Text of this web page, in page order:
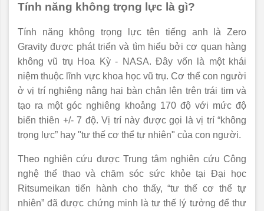
Tính năng không trọng lực là gì?
Tính năng không trọng lực tên tiếng anh là Zero
Gravity được phát triển và tìm hiểu bởi cơ quan hàng
không vũ trụ Hoa Kỳ - NASA. Đây vốn là một khái
niệm thuộc lĩnh vực khoa học vũ trụ. Cơ thể con người
ở vị trí nghiêng nâng hai bàn chân lên trên trái tim và
tạo ra một góc nghiêng khoảng 170 độ với mức độ
biến thiên +/- 7 độ. Vị trí này được gọi là vị trí “không
trọng lực” hay "tư thế cơ thể tự nhiên" của con người.
Theo nghiên cứu được Trung tâm nghiên cứu Công
nghệ thể thao và chăm sóc sức khỏe tại Đại học
Ritsumeikan tiến hành cho thấy, “tư thế cơ thể tự
nhiên” đã được chứng minh là tư thế lý tưởng để thư